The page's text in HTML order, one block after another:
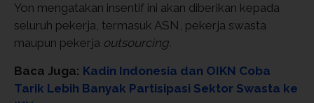
Yon mengatakan insentif ini akan diberikan kepada
seluruh pekerja, termasuk ASN, pekerja swasta
maupun pekerja outsourcing.
Baca Juga: Kadin Indonesia dan OIKN Coba
Tarik Lebih Banyak Partisipasi Sektor Swasta ke